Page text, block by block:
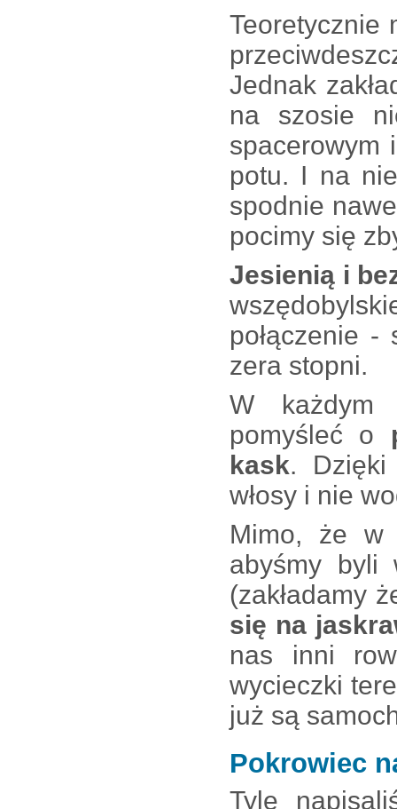
Teoretycznie
Jednak
na szosie
spacerowym
potu. I na
spodnie
pocimy się
Jesienią i
połączenie
zera stopni.
W każdym
pomyśleć o
kask.
włosy i nie
Mimo, że w
abyśmy byli
(zakładamy
się na
nas inni
wycieczki
już są
Pokrowiec
Tyle